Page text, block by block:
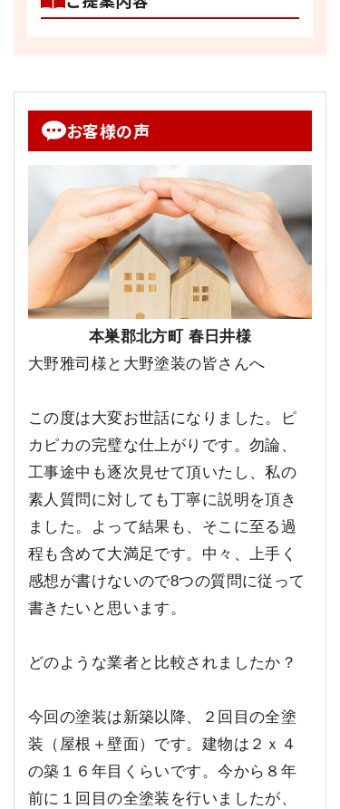
お客様の声
本巣郡北方町 春日井様
大野雅司様と大野塗装の皆さんへ
この度は大変お世話になりました。ピ
カピカの完璧な仕上がりです。勿論、
工事途中も逐次見せて頂いたし、私の
素人質問に対しても丁寧に説明を頂き
ました。よって結果も、そこに至る過
程も含めて大満足です。中々、上手く
感想が書けないので8つの質問に従って
書きたいと思います。
どのような業者と比較されましたか？
今回の塗装は新築以降、２回目の全塗
装（屋根＋壁面）です。建物は２ｘ４
の築１６年目くらいです。今から８年
前に１回目の全塗装を行いましたが、